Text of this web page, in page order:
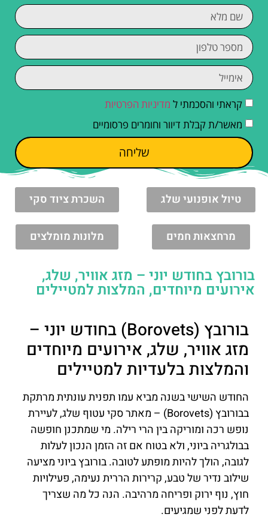
קראתי והסכמתי ל מדיניות הפרטיות
מאשר/ת קבלת דיוור וחומרים פרסומיים
שליחה
טיול אופנועי שלג השכרת ציוד סקי
מרחצאות חמים מלונות מומלצים
בורובץ בחודש יוני – מזג אוויר, שלג,
אירועים מיוחדים, המלצות למטיילים
בורובץ (Borovets) בחודש יוני –
מזג אוויר, שלג, אירועים מיוחדים
והמלצות בלעדיות למטיילים
החודש השישי בשנה מביא עמו תפנית עונתית מרתקת
בבורובץ (Borovets) – מאתר סקי עטוף שלג, לעיירת
נופש רכה ומוריקה בין הרי רילה. מי שמתכנן חופשה
בבולגריה ביוני, ולא בטוח אם זה הזמן הנכון לעלות
לגובה, הולך להיות מופתע לטובה. בורובץ ביוני מציעה
שילוב נדיר של טבע, קרירות הררית נעימה, פעילויות
חוץ, נוף ירוק ופריחה מרהיבה. הנה כל מה שצריך
לדעת לפני שמגיעים.